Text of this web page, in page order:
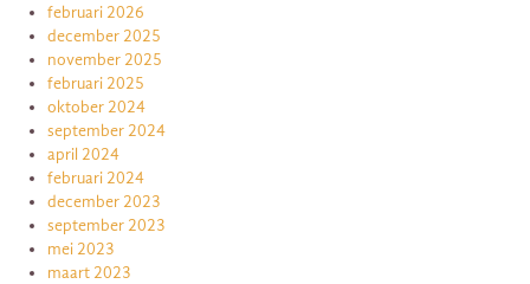
februari 2026
december 2025
november 2025
februari 2025
oktober 2024
september 2024
april 2024
februari 2024
december 2023
september 2023
mei 2023
maart 2023